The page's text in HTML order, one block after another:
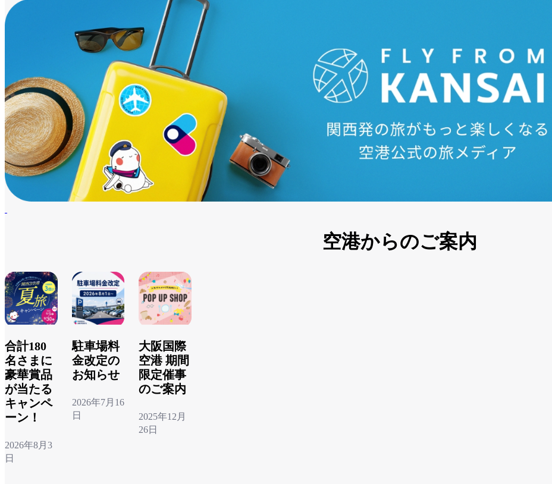
空港からのご案内
合計180
名さまに
豪華賞品
が当たる
キャンペ
ーン！
2026年8月3
日
駐車場料
金改定の
お知らせ
2026年7月16
日
大阪国際
空港 期間
限定催事
のご案内
2025年12月
26日